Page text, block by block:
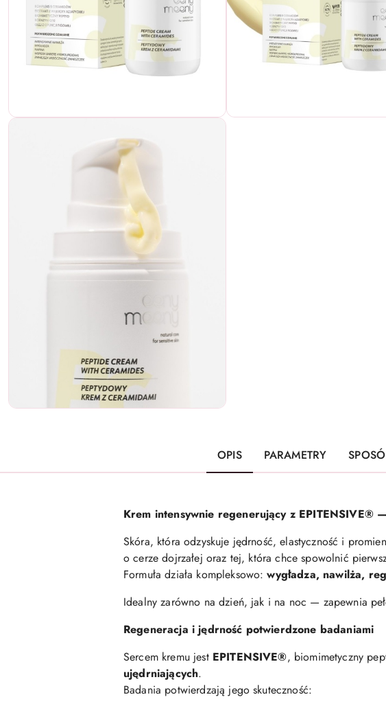
OPIS PARAMETRY
Krem intensywnie regenerujący z EPITENSIVE®
Skóra, która odzyskuje jędrność, elastyczność i
o cerze dojrzałej oraz tej, która chce spowolnić
Formuła działa kompleksowo:wygładza, nawilża,
Idealny zarówno na dzień, jak i na noc — zapewnia
Regeneracja i jędrność potwierdzone badaniami
Sercem kremu jest EPITENSIVE®, biomimetyczny
ujędrniających.
Badania potwierdzają jego skuteczność: